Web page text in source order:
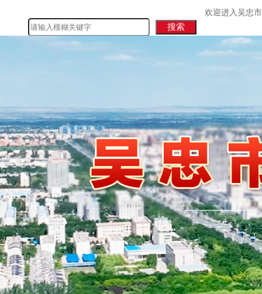
欢迎进入吴忠